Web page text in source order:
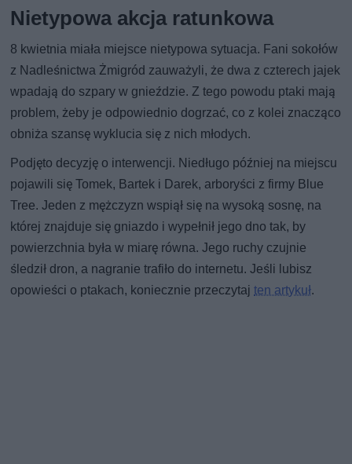
Nietypowa akcja ratunkowa
8 kwietnia miała miejsce nietypowa sytuacja. Fani sokołów
z Nadleśnictwa Żmigród zauważyli, że dwa z czterech jajek
wpadają do szpary w gnieździe. Z tego powodu ptaki mają
problem, żeby je odpowiednio dogrzać, co z kolei znacząco
obniża szansę wyklucia się z nich młodych.
Podjęto decyzję o interwencji. Niedługo później na miejscu
pojawili się Tomek, Bartek i Darek, arboryści z firmy Blue
Tree. Jeden z mężczyzn wspiął się na wysoką sosnę, na
której znajduje się gniazdo i wypełnił jego dno tak, by
powierzchnia była w miarę równa. Jego ruchy czujnie
śledził dron, a nagranie trafiło do internetu. Jeśli lubisz
opowieści o ptakach, koniecznie przeczytajten artykuł.